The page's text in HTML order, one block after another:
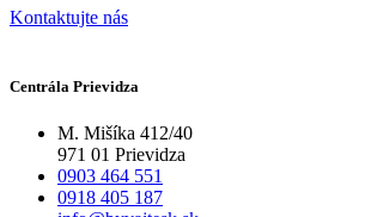
Kontaktujte nás
Centrála Prievidza
M. Mišíka 412/40
971 01 Prievidza
0903 464 551
0918 405 187